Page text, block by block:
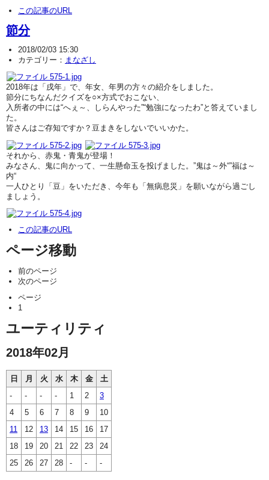
この記事のURL
節分
2018/02/03 15:30
カテゴリー： まなざし
2018年は「戌年」で、年女、年男の方々の紹介をしました。
節分にちなんだクイズを○×方式でおこない、
入所者の中には“へぇ～、しらんやった”“勉強になったわ”と答えていまし
た。
皆さんはご存知ですか？豆まきをしないでいいかた。
それから、赤鬼・青鬼が登場！
みなさん、鬼に向かって、一生懸命玉を投げました。”鬼は～外“”福は～
内“
一人ひとり「豆」をいただき、今年も「無病息災」を願いながら過ごし
ましょう。
この記事のURL
ページ移動
前のページ
次のページ
ページ
1
ユーティリティ
2018年02月
日 月 火 水 木 金
土
-
- - - 1 2
3
4
5 6 7 8 9
10
11
12 13 14 15 16
17
18
19 20 21 22 23
24
25
26 27 28 - - -